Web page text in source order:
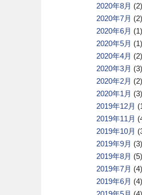
2020年8月 (2)
2020年7月 (2)
2020年6月 (1)
2020年5月 (1)
2020年4月 (2)
2020年3月 (3)
2020年2月 (2)
2020年1月 (3)
2019年12月
2019年11月
2019年10月
2019年9月 (3)
2019年8月 (5)
2019年7月 (4)
2019年6月 (4)